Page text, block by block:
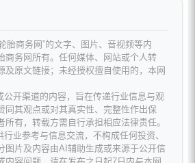
胎商务网”的文字、图片、音视频等内
商务网所有。任何媒体、网站或个人转
及原文链接；未经授权擅自使用的，本网
公开渠道的内容，旨在传递行业信息与观
同其观点或对其真实性、完整性作出保
所有，转载方需自行承担相应法律责任。
业参考与信息交流，不构成任何投资、
图片及内容由AI辅助生成或来源于公开信